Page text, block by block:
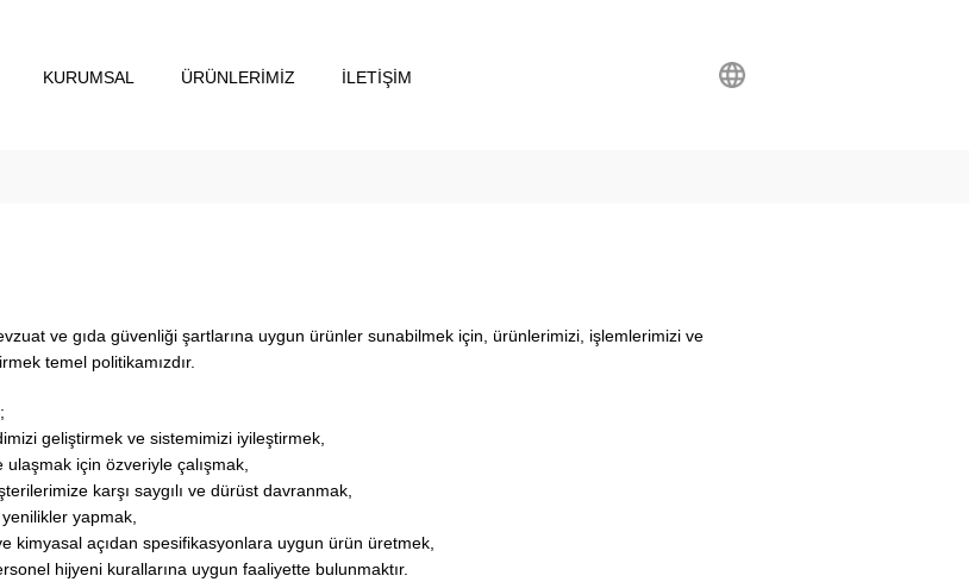
KURUMSAL ÜRÜNLERİMİZ İLETİŞİM
ve gıda güvenliği şartlarına uygun ürünler sunabilmek için, ürünlerimizi, işlemlerimizi ve
temel politikamızdır.
geliştirmek ve sistemimizi iyileştirmek,
için özveriyle çalışmak,
karşı saygılı ve dürüst davranmak,
yapmak,
kimyasal açıdan spesifikasyonlara uygun ürün üretmek,
hijyeni kurallarına uygun faaliyette bulunmaktır.